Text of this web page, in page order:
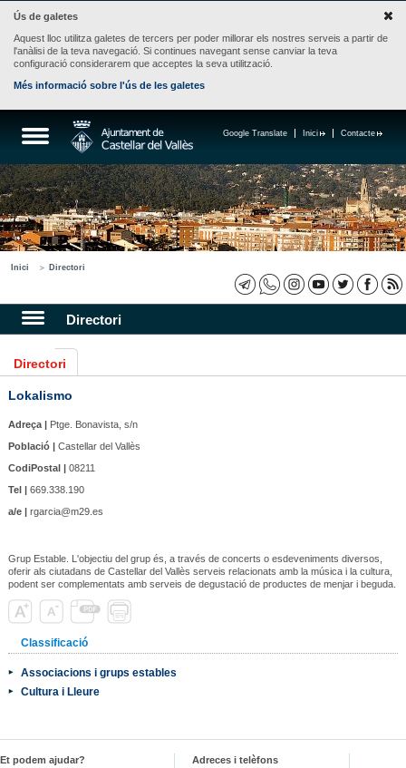
Ús de galetes
Aquest lloc utilitza galetes de tercers per poder millorar els nostres serveis a partir de
l'anàlisi de la teva navegació. Si continues navegant sense canviar la teva
configuració considerarem que acceptes la seva utilització.
Més informació sobre l'ús de les galetes
Contacte
Inici
Google Translate
Inici Directori
Directori
Directori
Lokalismo
Adreça |Ptge. Bonavista, s/n
Població |Castellar del Vallès
CodiPostal |08211
Tel |669.338.190
a/e |rgarcia@m29.es
Grup Estable. L'objectiu del grup és, a través de concerts o esdeveniments diversos,
oferir als ciutadans de Castellar del Vallès serveis relacionats amb la música i la cultura,
podent ser complementats amb serveis de degustació de productes de menjar i beguda.
Classificació
Associacions i grups estables
Cultura i Lleure
Et podem ajudar?
Adreces i telèfons